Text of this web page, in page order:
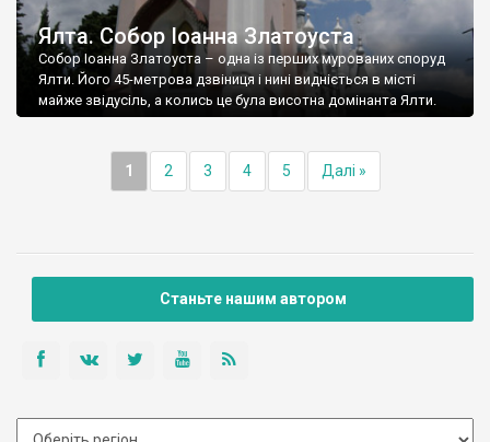
Ялта. Собор Іоанна Златоуста
Собор Іоанна Златоуста – одна із перших мурованих споруд
Ялти. Його 45-метрова дзвіниця і нині видніється в місті
майже звідусіль, а колись це була висотна домінанта Ялти.
1 2 3 4 5 Далі »
Станьте нашим автором